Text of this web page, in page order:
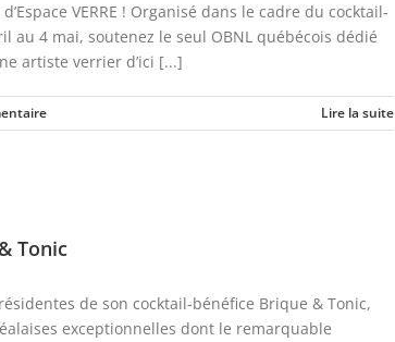
VERRE ! Organisé dans le cadre du cocktail-
au 4 mai, soutenez le seul OBNL québécois dédié
artiste verrier d’ici [...]
Lire la suite
Tonic
de son cocktail-bénéfice Brique & Tonic,
exceptionnelles dont le remarquable